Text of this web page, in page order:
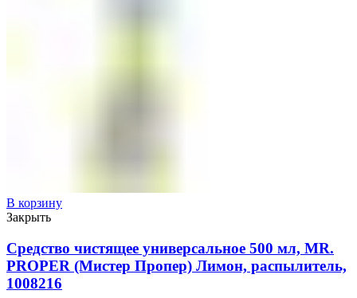
В корзину
Закрыть
Средство чистящее универсальное 500 мл, MR.
PROPER (Мистер Пропер) Лимон, распылитель,
1008216